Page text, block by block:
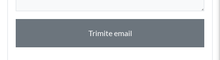
Trimite email